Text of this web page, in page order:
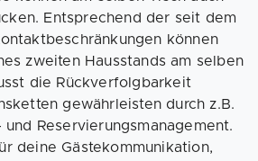
Entsprechend der seit dem
können
zweiten Hausstands am selben
die Rückverfolgbarkeit
gewährleisten durch z.B.
Reservierungsmanagement.
deine Gästekommunikation,